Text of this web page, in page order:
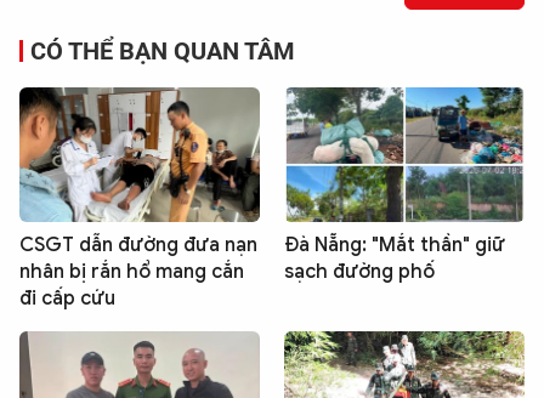
CÓ THỂ BẠN QUAN TÂM
CSGT dẫn đường đưa nạn
nhân bị rắn hổ mang cắn
đi cấp cứu
Đà Nẵng: "Mắt thần" giữ
sạch đường phố